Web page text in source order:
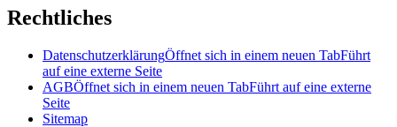
Rechtliches
DatenschutzerklärungÖffnet sich in einem neuen TabFührt
auf eine externe Seite
AGBÖffnet sich in einem neuen TabFührt auf eine externe
Seite
Sitemap